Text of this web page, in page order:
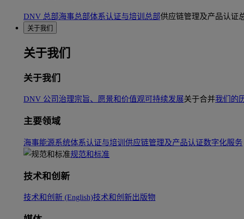
DNV 总部海事总部体系认证与培训总部供应链管理及产品认证
关于我们
关于我们
关于我们
DNV 公司治理宗旨、愿景和价值观可持续发展关于合并我们的
主要领域
海事能源系统体系认证与培训 供应链管理及产品认证数字化服务
规范和标准
技术和创新
技术和创新 (English)技术和创新出版物